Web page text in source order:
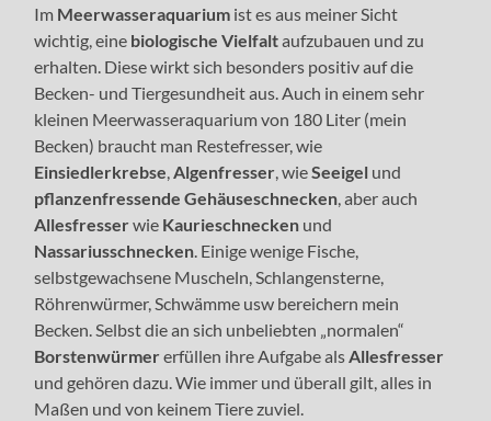
Im Meerwasseraquarium ist es aus meiner Sicht
wichtig, eine biologische Vielfaltaufzubauen und zu
erhalten. Diese wirkt sich besonders positiv auf die
Becken- und Tiergesundheit aus. Auch in einem sehr
kleinen Meerwasseraquarium von 180 Liter (mein
Becken) braucht man Restefresser, wie
Einsiedlerkrebse,Algenfresser, wieSeeigel und
pflanzenfressende Gehäuseschnecken, aber auch
Allesfresserwie Kaurieschnecken und
Nassariusschnecken. Einige wenige Fische,
selbstgewachsene Muscheln, Schlangensterne,
Röhrenwürmer, Schwämme usw bereichern mein
Becken. Selbst die an sich unbeliebten „normalen“
Borstenwürmererfüllen ihre Aufgabe alsAllesfresser
und gehören dazu. Wie immer und überall gilt, alles in
Maßen und von keinem Tiere zuviel.